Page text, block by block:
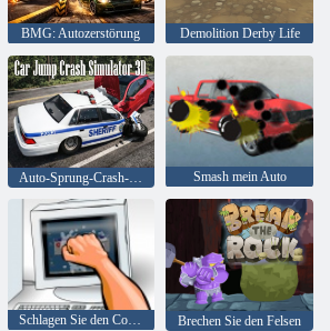
BMG: Autozerstörung Demolition Derby Life
Auto-Sprung-Crash-Simulator 3D Smash mein Auto
Schlagen Sie den Computer an Brechen Sie den Felsen